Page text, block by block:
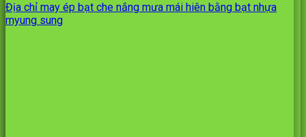
Địa chỉ may ép bạt che nắng mưa mái hiên bằng bạt nhựa
myung sung